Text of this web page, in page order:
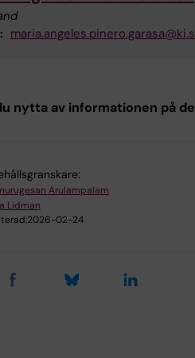
nytta av informationen på
Arulampalam
Lidman
2026-02-24